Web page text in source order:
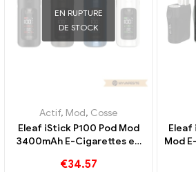
EN RUPTURE
DE STOCK
Actif, Mod, Cosse
Eleaf iStick P100 Pod Mod
3400mAh E-Cigarettes en
€34.57
Eleaf
Mod